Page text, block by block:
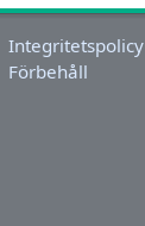
Integritetspolicy
Förbehåll